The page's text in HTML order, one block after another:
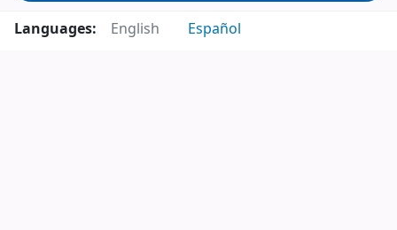
Languages: English Español